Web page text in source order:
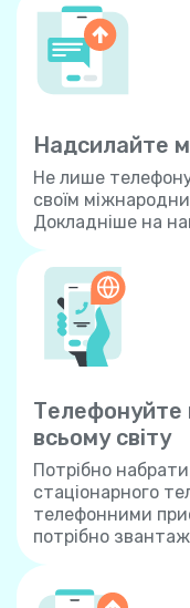
Надсилайте
Не лише
своїм
Докладніше на
Телефонуйте
всьому світу
Потрібно
стаціонарного
телефонними
потрібно